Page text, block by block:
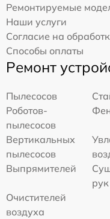
Ремонтируемые
Наши услуги
Согласие на
Способы оплаты
Ремонт
Пылесосов
Роботов-
пылесосов
Вертикальных
пылесосов
Выпрямителей
рук
Очистителей
воздуха